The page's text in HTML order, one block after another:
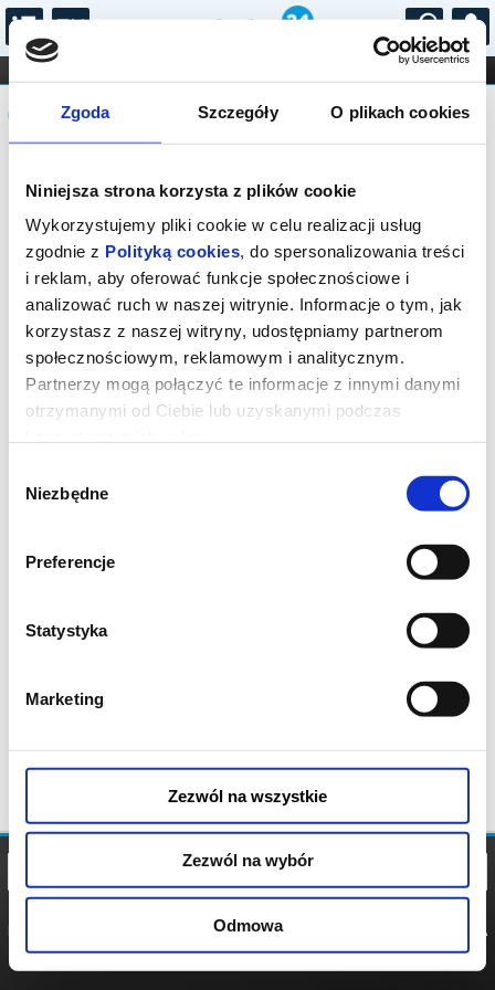
Zgoda Szczegóły O plikach cookies
Niniejsza strona korzysta z plików cookie
Wykorzystujemy pliki cookie w celu realizacji usług
zgodnie z Polityką cookies, do spersonalizowania treści
i reklam, aby oferować funkcje społecznościowe i
analizować ruch w naszej witrynie. Informacje o tym, jak
korzystasz z naszej witryny, udostępniamy partnerom
społecznościowym, reklamowym i analitycznym.
Partnerzy mogą połączyć te informacje z innymi danymi
otrzymanymi od Ciebie lub uzyskanymi podczas
zgody
Niezbędne
Preferencje
Statystyka
Marketing
Zezwól na wszystkie
Zezwól na wybór
Odmowa
...
FILHARMONIA OPERA I BALET
STAND-UP
DLA DZIECI
Komunikat
POLITYKA
POLITYKA